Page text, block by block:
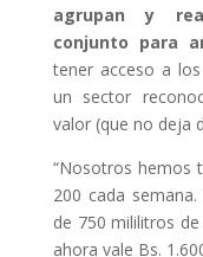
agrupan y
conjunto para
tener acceso a
un sector
valor (que no deja
“Nosotros hemos
200 cada
de 750 mililitros
ahora vale Bs.